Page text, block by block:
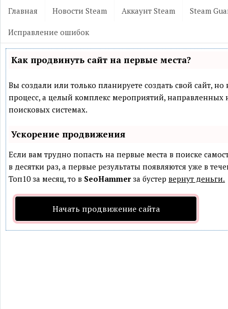
Главная Новости Steam Аккаунт Steam Steam
Исправление ошибок
Как продвинуть сайт на первые места?
Вы создали или только планируете создать свой сайт,
процесс, а целый комплекс мероприятий,
поисковых системах.
Ускорение продвижения
Если вам трудно попасть на первые места в поиске
в десятки раз, а первые результаты появляются уже в
Топ10 за месяц, то в SeoHammerза бустер вернут деньги.
Начать продвижение сайта